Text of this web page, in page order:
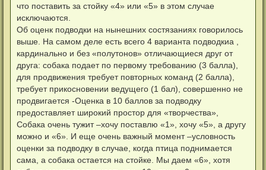
что поставить за стойку «4» или «5» в этом случае
исключаются.
Об оценк подводки на нынешних состязаниях говорилось
выше. На самом деле есть всего 4 варианта подводкиа ,
кардинально и без «полутонов» отличающиеся друг от
друга: собака подает по первому требованию (3 балла),
для продвижения требует повторных команд (2 балла),
требует прикосновении ведущего (1 бал), совершенно не
продвигается -Оценка в 10 баллов за подводку
предоставляет широкий простор для «творчества»,
Собака очень тужит –хочу поставлю «1», хочу «5», а другу
можно и «6». И еще очень важный момент –условность
оценки за подводку в случае, когда птица поднимается
сама, а собака остается на стойке. Мы даем «6», хотя